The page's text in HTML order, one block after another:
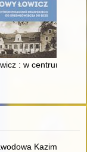
w XVI-
: w centrum
SeminariumKazimierza